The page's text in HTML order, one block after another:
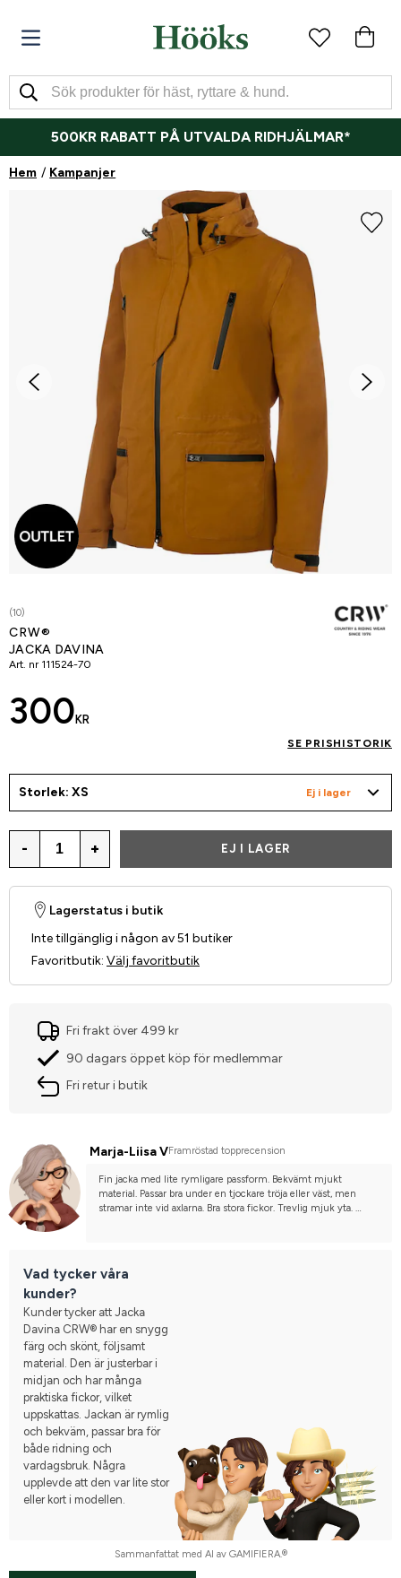
500KR RABATT PÅ UTVALDA RIDHJÄLMAR*
Hem Kampanjer
(10)
CRW®
JACKA DAVINA
Art. nr 111524-70
300 KR
SE PRISHISTORIK
Storlek: XS Ej i lager
- + EJ I LAGER
Lagerstatus i butik
Inte tillgänglig i någon av 51 butiker
Favoritbutik: Välj favoritbutik
Fri frakt över 499 kr
90 dagars öppet köp för medlemmar
Fri retur i butik
Marja-Liisa VFramröstad topprecension
Fin jacka med lite rymligare passform. Bekvämt mjukt
material. Passar bra under en tjockare tröja eller väst, men
stramar inte vid axlarna. Bra stora fickor. Trevlig mjuk yta.
Vad tycker våra
kunder?
Kunder tycker att Jacka
Davina CRW® har en snygg
färg och skönt, följsamt
material. Den är justerbar i
midjan och har många
praktiska fickor, vilket
uppskattas. Jackan är rymlig
och bekväm, passar bra för
både ridning och
vardagsbruk. Några
upplevde att den var lite stor
eller kort i modellen.
Sammanfattat med AI av GAMIFIERA.®